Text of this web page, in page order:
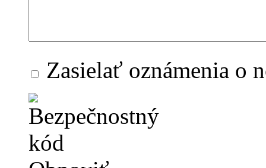
Zasielať oznámenia o